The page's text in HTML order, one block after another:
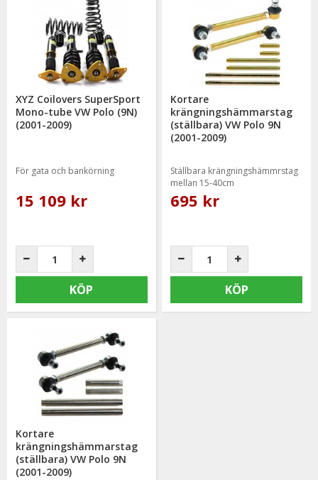
XYZ Coilovers SuperSport
Mono-tube VW Polo (9N)
(2001-2009)
För gata och bankörning
15 109 kr
KÖP
Kortare
krängningshämmarstag
(ställbara) VW Polo 9N
(2001-2009)
Ställbara krängningshämmrstag
mellan 15-40cm
695 kr
KÖP
Kortare
krängningshämmarstag
(ställbara) VW Polo 9N
(2001-2009)